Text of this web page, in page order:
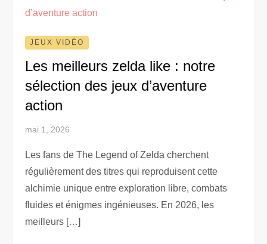
JEUX VIDÉO
Les meilleurs zelda like : notre
sélection des jeux d’aventure
action
mai 1, 2026
Les fans de The Legend of Zelda cherchent
régulièrement des titres qui reproduisent cette
alchimie unique entre exploration libre, combats
fluides et énigmes ingénieuses. En 2026, les
meilleurs […]